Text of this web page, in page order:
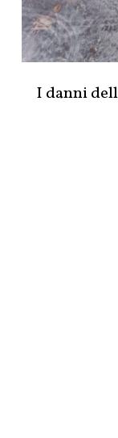
I danni